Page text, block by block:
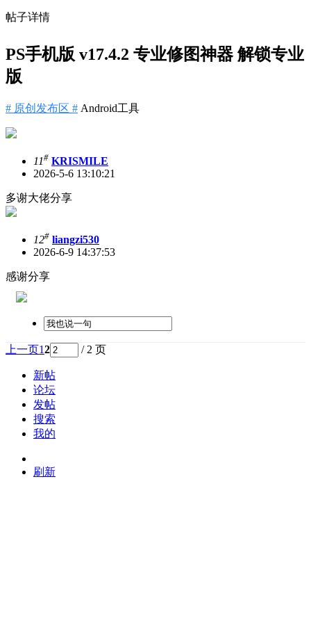
帖子详情
PS手机版 v17.4.2 专业修图神器 解锁专业
版
# 原创发布区 # Android工具
11# KRISMILE
2026-5-6 13:10:21
多谢大佬分享
12# liangzi530
2026-6-9 14:37:53
感谢分享
上一页 12 / 2 页
新帖
论坛
发帖
搜索
我的
刷新